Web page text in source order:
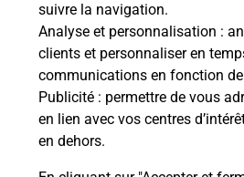
suivre la navigation.
Analyse et personnalisation :
clients et personnaliser en
communications en fonction
Publicité : permettre de vous
en lien avec vos centres
en dehors.